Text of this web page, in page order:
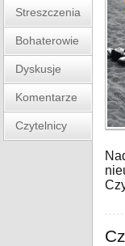
Streszczenia
Bohaterowie
Dyskusje
Komentarze
Czytelnicy